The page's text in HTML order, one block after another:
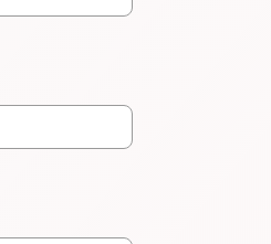
とします。
正当性には細心の注意を
性を保証するものではあ
不正確及び誤植などがあ
何なる損害損失につきま
いかねます。